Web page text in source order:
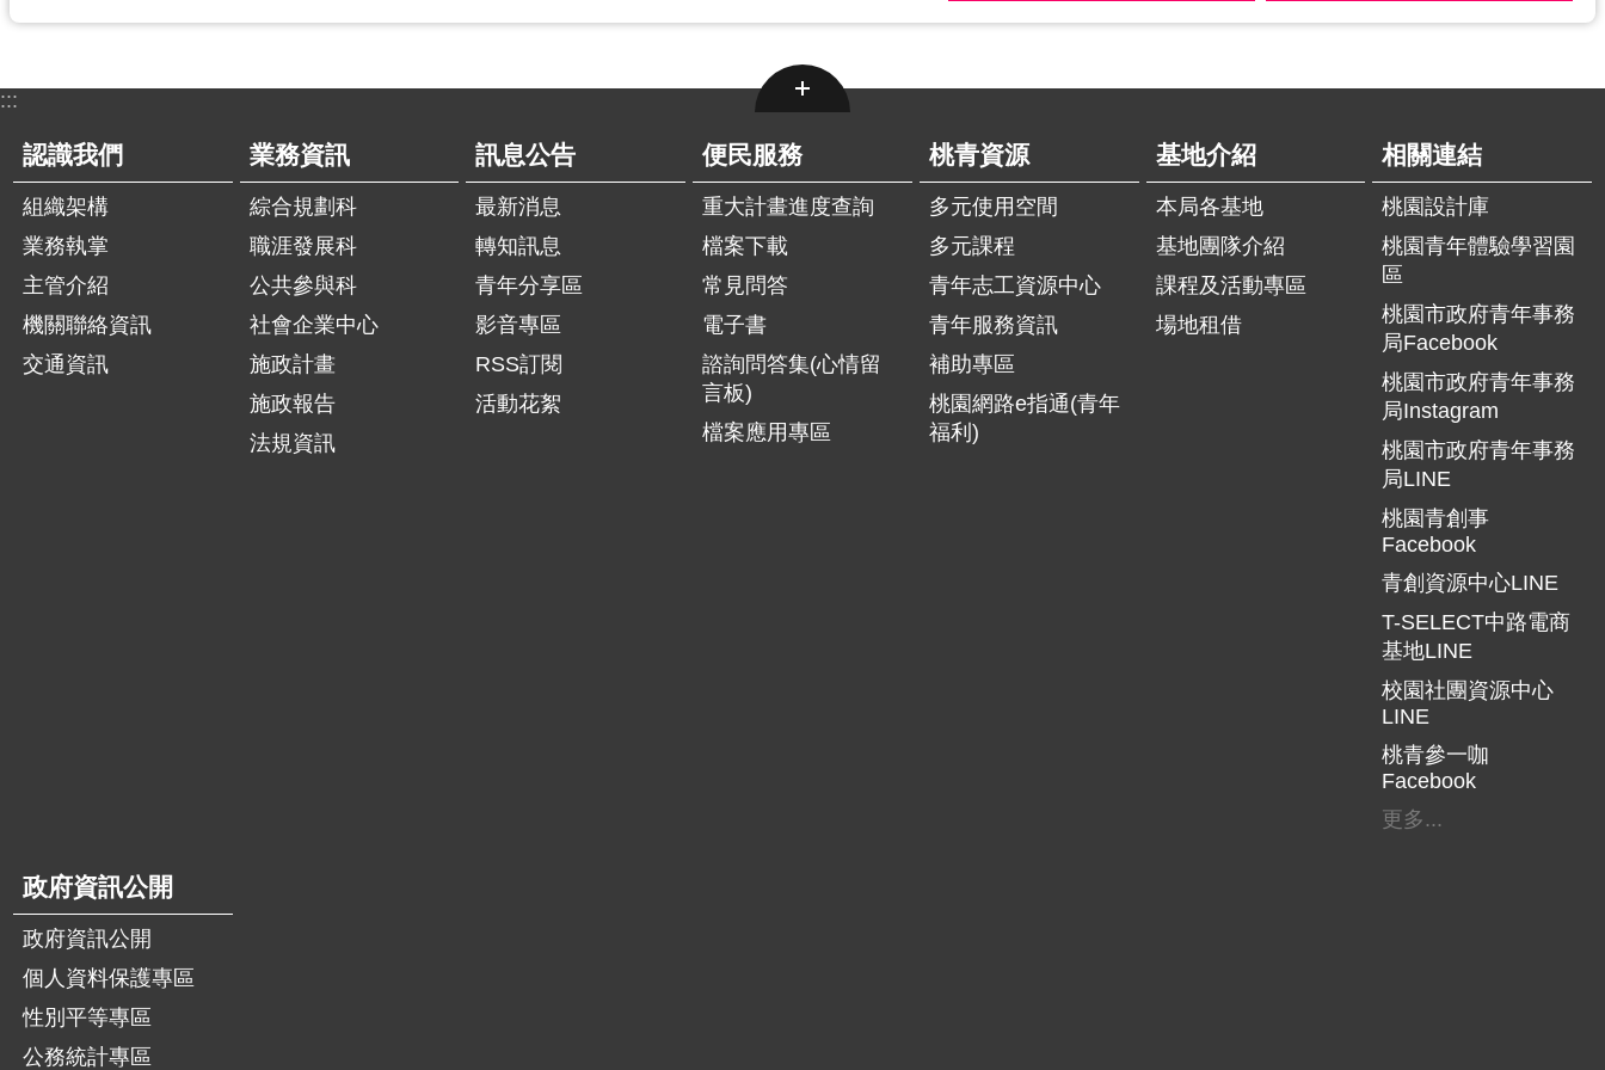
:::
認識我們
組織架構
業務執掌
主管介紹
機關聯絡資訊
交通資訊
業務資訊
綜合規劃科
職涯發展科
公共參與科
社會企業中心
施政計畫
施政報告
法規資訊
訊息公告
最新消息
轉知訊息
青年分享區
影音專區
RSS訂閱
活動花絮
便民服務
重大計畫進度查詢
檔案下載
常見問答
電子書
諮詢問答集(心情留
言板)
檔案應用專區
桃青資源
多元使用空間
多元課程
青年志工資源中心
青年服務資訊
補助專區
桃園網路e指通(青年
福利)
基地介紹
本局各基地
基地團隊介紹
課程及活動專區
場地租借
相關連結
桃園設計庫
桃園青年體驗學習園
區
桃園市政府青年事務
局Facebook
桃園市政府青年事務
局Instagram
桃園市政府青年事務
局LINE
桃園青創事
Facebook
青創資源中心LINE
T-SELECT中路電商
基地LINE
校園社團資源中心
LINE
桃青參一咖
Facebook
更多...
政府資訊公開
政府資訊公開
個人資料保護專區
性別平等專區
公務統計專區